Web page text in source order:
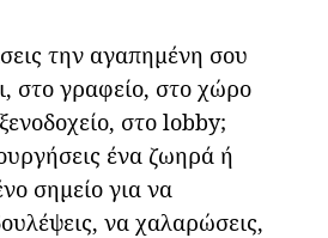
την αγαπημένη σου
στο γραφείο, στο χώρο
στο lobby;
ένα ζωηρά ή
σημείο για να
να χαλαρώσεις,